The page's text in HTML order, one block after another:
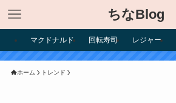
ちなBlog
マクドナルド 回転寿司 レジャー
ホーム トレンド